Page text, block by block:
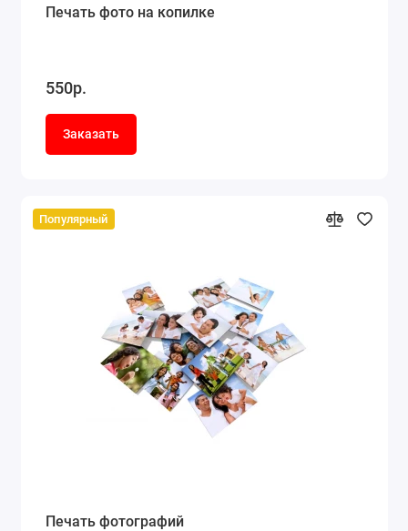
Печать фото на копилке
550р.
Заказать
Популярный
Печать фотографий